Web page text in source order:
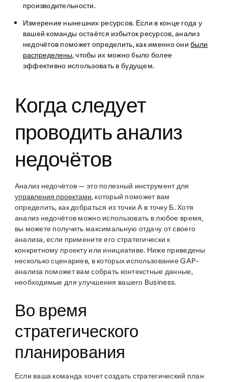
производительности.
Измерение нынешних ресурсов. Если в конце года у
вашей команды остаётся избыток ресурсов, анализ
недочётов поможет определить, как именно онибыли
распределены, чтобы их можно было более
эффективно использовать в будущем.
Когда следует
проводить анализ
недочётов
Анализ недочётов — это полезный инструмент для
управления проектами, который поможет вам
определить, как добраться из точки А в точку Б. Хотя
анализ недочётов можно использовать в любое время,
вы можете получить максимальную отдачу от своего
анализа, если примените его стратегически к
конкретному проекту или инициативе. Ниже приведены
несколько сценариев, в которых использование GAP-
анализа поможет вам собрать контекстные данные,
необходимые для улучшения вашего Business.
Во время
стратегического
планирования
Если ваша команда хочет создать стратегический план